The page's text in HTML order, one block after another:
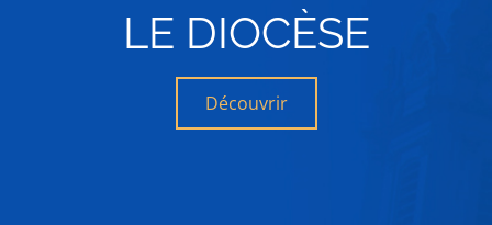
LE DIOCÈSE
Découvrir